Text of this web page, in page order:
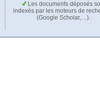
Les documents déposés
indexés par les moteurs de
(Google Scholar,…).